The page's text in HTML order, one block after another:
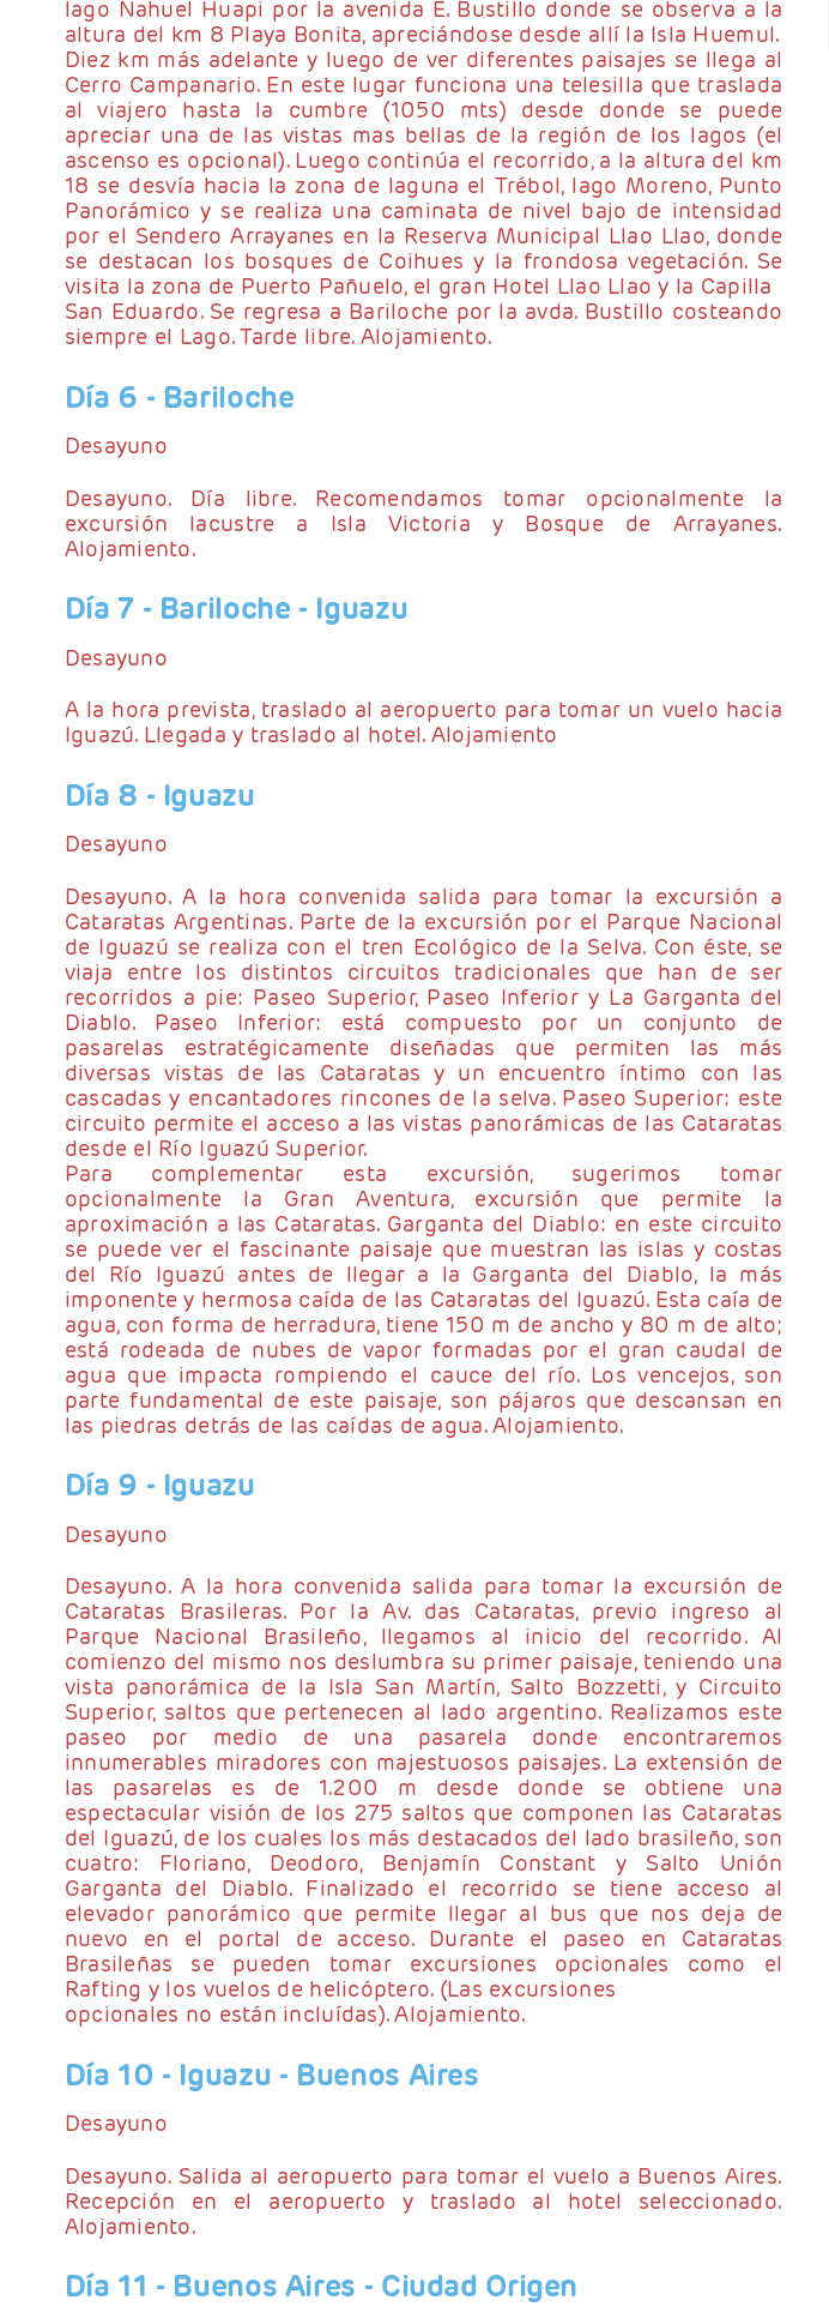
lago Nahuel Huapi por la avenida E. Bustillo donde se observa a la
altura del km 8 Playa Bonita, apreciándose desde allí la Isla Huemul.
Diez km más adelante y luego de ver diferentes paisajes se llega al
Cerro Campanario. En este lugar funciona una telesilla que traslada
al viajero hasta la cumbre (1050 mts) desde donde se puede
apreciar una de las vistas mas bellas de la región de los lagos (el
ascenso es opcional). Luego continúa el recorrido, a la altura del km
18 se desvía hacia la zona de laguna el Trébol, lago Moreno, Punto
Panorámico y se realiza una caminata de nivel bajo de intensidad
por el Sendero Arrayanes en la Reserva Municipal Llao Llao, donde
se destacan los bosques de Coihues y la frondosa vegetación. Se
visita la zona de Puerto Pañuelo, el gran Hotel Llao Llao y la Capilla
San Eduardo. Se regresa a Bariloche por la avda. Bustillo costeando
siempre el Lago. Tarde libre. Alojamiento.
Día 6 - Bariloche
Desayuno
Desayuno. Día libre. Recomendamos tomar opcionalmente la
excursión lacustre a Isla Victoria y Bosque de Arrayanes.
Alojamiento.
Día 7 - Bariloche - Iguazu
Desayuno
A la hora prevista, traslado al aeropuerto para tomar un vuelo hacia
Iguazú. Llegada y traslado al hotel. Alojamiento
Día 8 - Iguazu
Desayuno
Desayuno. A la hora convenida salida para tomar la excursión a
Cataratas Argentinas. Parte de la excursión por el Parque Nacional
de Iguazú se realiza con el tren Ecológico de la Selva. Con éste, se
viaja entre los distintos circuitos tradicionales que han de ser
recorridos a pie: Paseo Superior, Paseo Inferior y La Garganta del
Diablo. Paseo Inferior: está compuesto por un conjunto de
pasarelas estratégicamente diseñadas que permiten las más
diversas vistas de las Cataratas y un encuentro íntimo con las
cascadas y encantadores rincones de la selva. Paseo Superior: este
circuito permite el acceso a las vistas panorámicas de las Cataratas
desde el Río Iguazú Superior.
Para complementar esta excursión, sugerimos tomar
opcionalmente la Gran Aventura, excursión que permite la
aproximación a las Cataratas. Garganta del Diablo: en este circuito
se puede ver el fascinante paisaje que muestran las islas y costas
del Río Iguazú antes de llegar a la Garganta del Diablo, la más
imponente y hermosa caída de las Cataratas del Iguazú. Esta caía de
agua, con forma de herradura, tiene 150 m de ancho y 80 m de alto;
está rodeada de nubes de vapor formadas por el gran caudal de
agua que impacta rompiendo el cauce del río. Los vencejos, son
parte fundamental de este paisaje, son pájaros que descansan en
las piedras detrás de las caídas de agua. Alojamiento.
Día 9 - Iguazu
Desayuno
Desayuno. A la hora convenida salida para tomar la excursión de
Cataratas Brasileras. Por la Av. das Cataratas, previo ingreso al
Parque Nacional Brasileño, llegamos al inicio del recorrido. Al
comienzo del mismo nos deslumbra su primer paisaje, teniendo una
vista panorámica de la Isla San Martín, Salto Bozzetti, y Circuito
Superior, saltos que pertenecen al lado argentino. Realizamos este
paseo por medio de una pasarela donde encontraremos
innumerables miradores con majestuosos paisajes. La extensión de
las pasarelas es de 1.200 m desde donde se obtiene una
espectacular visión de los 275 saltos que componen las Cataratas
del Iguazú, de los cuales los más destacados del lado brasileño, son
cuatro: Floriano, Deodoro, Benjamín Constant y Salto Unión
Garganta del Diablo. Finalizado el recorrido se tiene acceso al
elevador panorámico que permite llegar al bus que nos deja de
nuevo en el portal de acceso. Durante el paseo en Cataratas
Brasileñas se pueden tomar excursiones opcionales como el
Rafting y los vuelos de helicóptero. (Las excursiones
opcionales no están incluídas). Alojamiento.
Día 10 - Iguazu - Buenos Aires
Desayuno
Desayuno. Salida al aeropuerto para tomar el vuelo a Buenos Aires.
Recepción en el aeropuerto y traslado al hotel seleccionado.
Alojamiento.
Día 11 - Buenos Aires - Ciudad Origen